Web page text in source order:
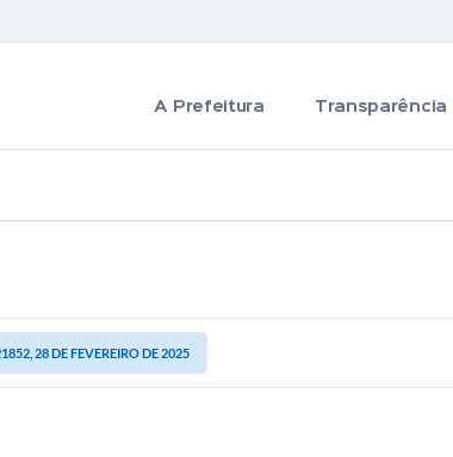
A Prefeitura Transparência
28 DE FEVEREIRO DE 2025